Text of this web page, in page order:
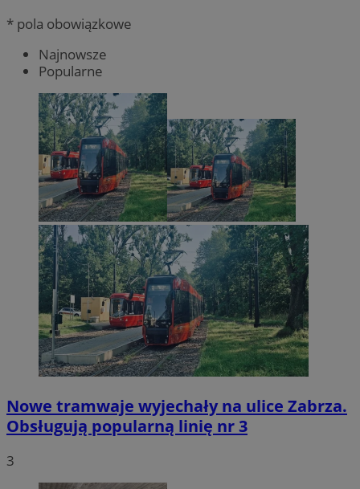
* pola obowiązkowe
Najnowsze
Popularne
Nowe tramwaje wyjechały na ulice Zabrza.
Obsługują popularną linię nr 3
3